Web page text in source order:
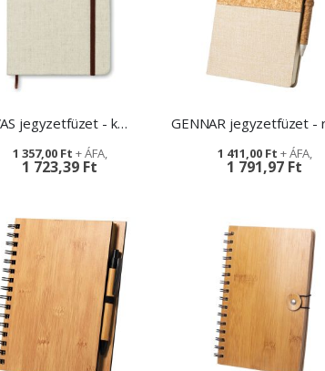
CANVAS jegyzetfüzet - környezetbarát reklámajándék
1 723,39 Ft
1 357,00 Ft
1 791,97 Ft
1 411,00 Ft